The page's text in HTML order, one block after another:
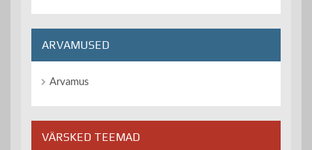
ARVAMUSED
Arvamus
VÄRSKED TEEMAD